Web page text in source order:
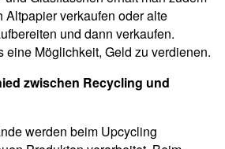
Altpapier verkaufen oder alte
und dann verkaufen.
eine Möglichkeit, Geld zu verdienen.
zwischen Recycling und
werden beim Upcycling